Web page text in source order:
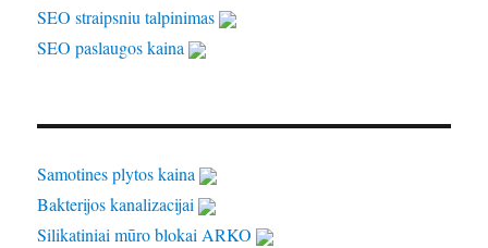
SEO straipsniu talpinimas
SEO paslaugos kaina
Samotines plytos kaina
Bakterijos kanalizacijai
Silikatiniai mūro blokai ARKO